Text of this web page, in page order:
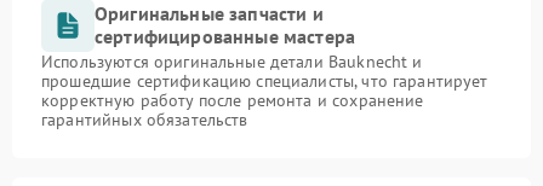
Оригинальные запчасти и
сертифицированные мастера
Используются оригинальные детали Bauknecht и
прошедшие сертификацию специалисты, что гарантирует
корректную работу после ремонта и сохранение
гарантийных обязательств